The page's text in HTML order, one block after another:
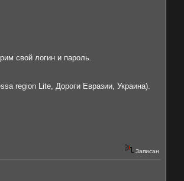
свой логин и пароль.
region Lite, Дороги Евразии, Украина).
Записан